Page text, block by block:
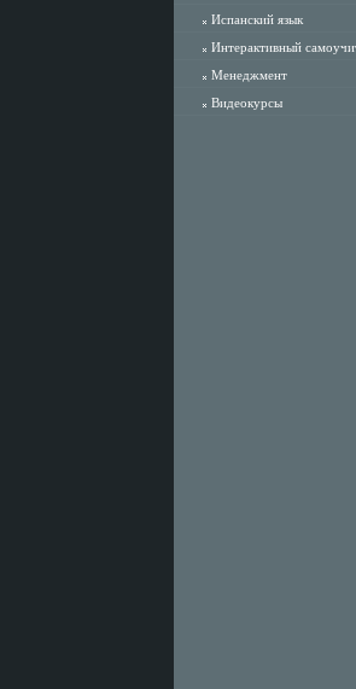
Испанский язык
Интерактивный
Менеджмент
Видеокурсы